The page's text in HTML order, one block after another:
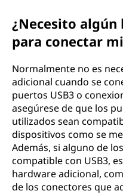
¿Necesito
para conectar
Normalmente no es
adicional cuando se
puertos USB3 o
asegúrese de que los
utilizados sean
dispositivos como se
Además, si alguno de
compatible con USB3,
hardware adicional,
de los conectores que